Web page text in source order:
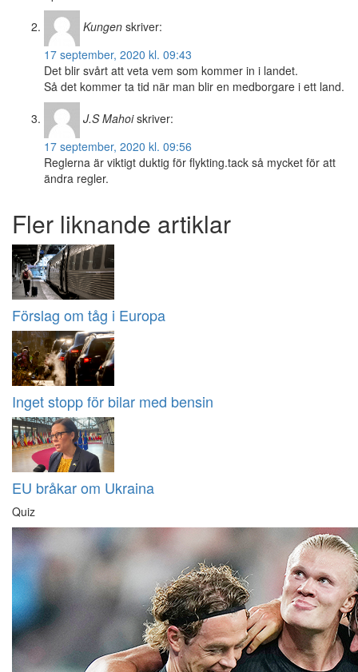
Kungen skriver:
17 september, 2020 kl. 09:43
Det blir svårt att veta vem som kommer in i landet.
Så det kommer ta tid när man blir en medborgare i ett land.
J.S Mahoi skriver:
17 september, 2020 kl. 09:56
Reglerna är viktigt duktig för flykting.tack så mycket för att
ändra regler.
Fler liknande artiklar
Förslag om tåg i Europa
Inget stopp för bilar med bensin
EU bråkar om Ukraina
Quiz